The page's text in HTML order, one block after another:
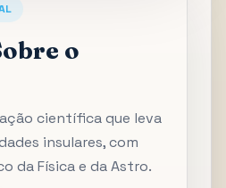
o
científica que leva
insulares, com
da Física e da Astro.